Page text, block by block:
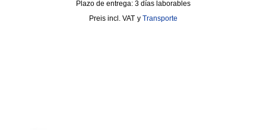
Plazo de entrega: 3 días laborables
incl. VAT y Transporte